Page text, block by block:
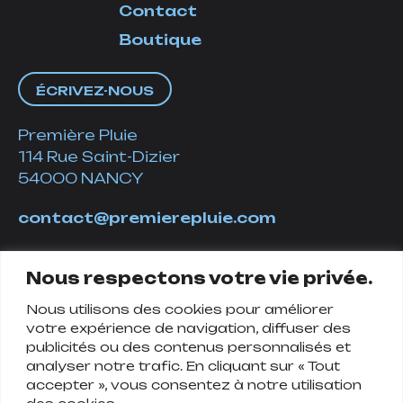
Nous respectons votre vie privée.
Nous utilisons des cookies pour améliorer
votre expérience de navigation, diffuser des
publicités ou des contenus personnalisés et
analyser notre trafic. En cliquant sur « Tout
accepter », vous consentez à notre utilisation
Contact
Boutique
ÉCRIVEZ-NOUS
Première Pluie
114 Rue Saint-Dizier
54000 NANCY
contact@premierepluie.com
Suivez-nous